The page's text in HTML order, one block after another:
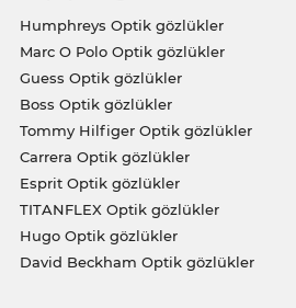
Humphreys Optik gözlükler
Marc O Polo Optik gözlükler
Guess Optik gözlükler
Boss Optik gözlükler
Tommy Hilfiger Optik gözlükler
Carrera Optik gözlükler
Esprit Optik gözlükler
TITANFLEX Optik gözlükler
Hugo Optik gözlükler
David Beckham Optik gözlükler